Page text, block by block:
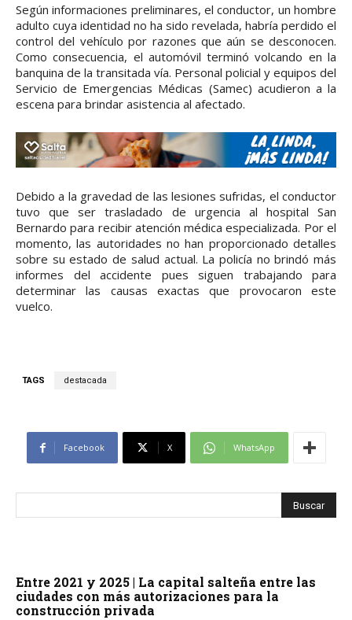
Según informaciones preliminares, el conductor, un hombre
adulto cuya identidad no ha sido revelada, habría perdido el
control del vehículo por razones que aún se desconocen.
Como consecuencia, el automóvil terminó volcando en la
banquina de la transitada vía. Personal policial y equipos del
Servicio de Emergencias Médicas (Samec) acudieron a la
escena para brindar asistencia al afectado.
Debido a la gravedad de las lesiones sufridas, el conductor
tuvo que ser trasladado de urgencia al hospital San
Bernardo para recibir atención médica especializada. Por el
momento, las autoridades no han proporcionado detalles
sobre su estado de salud actual. La policía no brindó más
informes del accidente pues siguen trabajando para
determinar las causas exactas que provocaron este
vuelco.
TAGS destacada
Facebook X WhatsApp
Entre 2021 y 2025 | La capital salteña entre las
ciudades con más autorizaciones para la
construcción privada